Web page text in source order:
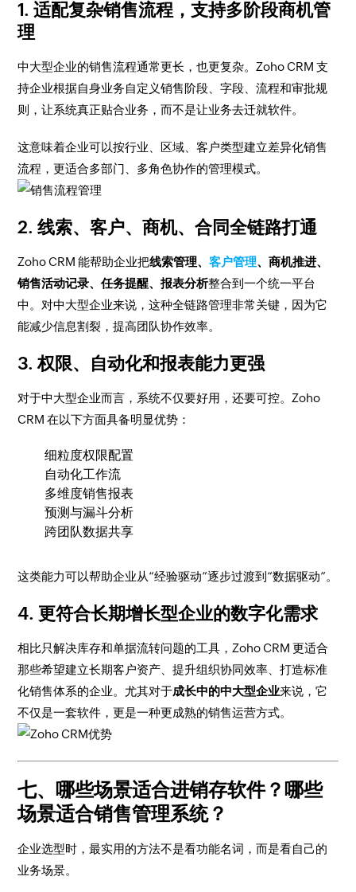
1. 适配复杂销售流程，支持多阶段商机管
理
中大型企业的销售流程通常更长，也更复杂。Zoho CRM 支
持企业根据自身业务自定义销售阶段、字段、流程和审批规
则，让系统真正贴合业务，而不是让业务去迁就软件。
这意味着企业可以按行业、区域、客户类型建立差异化销售
流程，更适合多部门、多角色协作的管理模式。
2. 线索、客户、商机、合同全链路打通
Zoho CRM 能帮助企业把线索管理、客户管理、商机推进、
销售活动记录、任务提醒、报表分析整合到一个统一平台
中。对中大型企业来说，这种全链路管理非常关键，因为它
能减少信息割裂，提高团队协作效率。
3. 权限、自动化和报表能力更强
对于中大型企业而言，系统不仅要好用，还要可控。Zoho
CRM 在以下方面具备明显优势：
细粒度权限配置
自动化工作流
多维度销售报表
预测与漏斗分析
跨团队数据共享
这类能力可以帮助企业从“经验驱动”逐步过渡到“数据驱动”。
4. 更符合长期增长型企业的数字化需求
相比只解决库存和单据流转问题的工具，Zoho CRM 更适合
那些希望建立长期客户资产、提升组织协同效率、打造标准
化销售体系的企业。尤其对于成长中的中大型企业来说，它
不仅是一套软件，更是一种更成熟的销售运营方式。
七、哪些场景适合进销存软件？哪些
场景适合销售管理系统？
企业选型时，最实用的方法不是看功能名词，而是看自己的
业务场景。